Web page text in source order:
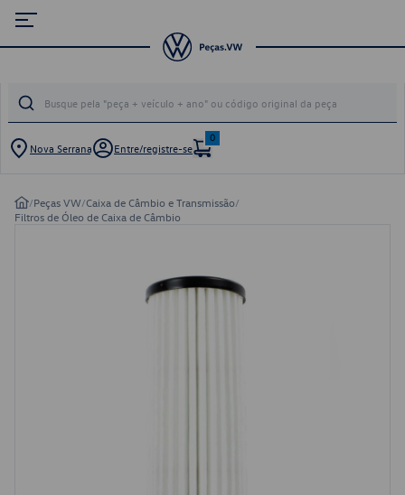
Nova Serrana Entre/registre-se
0
/Peças VW/Caixa de Câmbio e Transmissão/
Filtros de Óleo de Caixa de Câmbio